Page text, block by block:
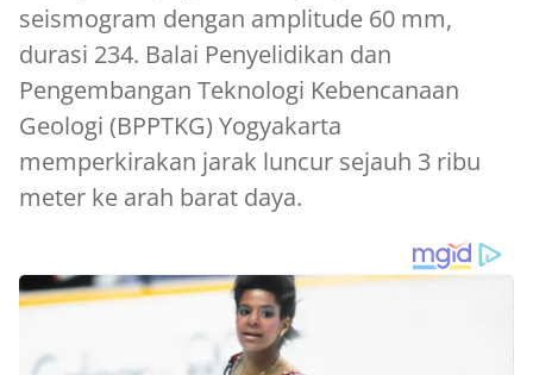
seismogram dengan amplitude 60 mm,
durasi 234. Balai Penyelidikan dan
Pengembangan Teknologi Kebencanaan
Geologi (BPPTKG) Yogyakarta
memperkirakan jarak luncur sejauh 3 ribu
meter ke arah barat daya.